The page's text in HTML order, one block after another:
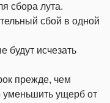
сбора лута.
сбой в одной
исчезать
прежде, чем
уменьшить ущерб от